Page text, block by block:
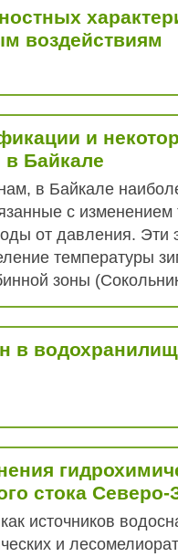
воздействиям
и
в Байкале
в Байкале
с изменением
от давления.
температуры
зоны
в
стока
источников
и